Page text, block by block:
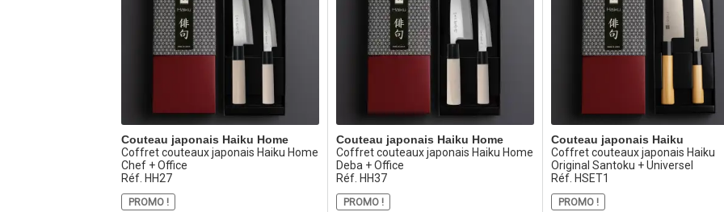
Couteau japonais Haiku Home
Coffret couteaux japonais Haiku Home
Chef + Office
Réf. HH27
PROMO !
Couteau japonais Haiku Home
Coffret couteaux japonais Haiku Home
Deba + Office
Réf. HH37
PROMO !
Couteau japonais Haiku
Coffret couteaux japonais Haiku
Original Santoku + Universel
Réf. HSET1
PROMO !